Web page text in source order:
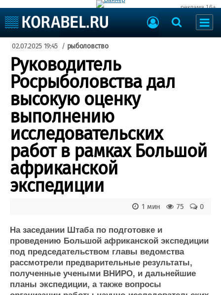
реклама 16+
Судоходство
Судоремонт
События
Пресс-релизы
Порты
Рыболовство
ВМФ
Яхты и катера
Еще
Судостроение
Пульс
Новости
Компании
Репутация
Журнал
Реклама
Торговая площадка
Доска объявлений
Продажа флота
Оборудование
Изделия
Конференции
Выставки и семинары
Флот
Галерея флота
02.07.2025 19:45 / рыболовство
Руководитель
Росрыболовства дал
высокую оценку
выполнению
исследовательских
работ в рамках Большой
африканской
экспедиции
0
75
1 мин
На заседании Штаба по подготовке и
проведению Большой африканской экспедиции
под председательством главы ведомства
рассмотрели предварительные результаты,
полученные учеными ВНИРО, и дальнейшие
планы экспедиции, а также вопросы